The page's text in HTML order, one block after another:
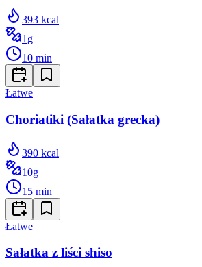
393 kcal
1 g
10 min
Łatwe
Choriatiki (Sałatka grecka)
390 kcal
10g
15 min
Łatwe
Sałatka z liści shiso